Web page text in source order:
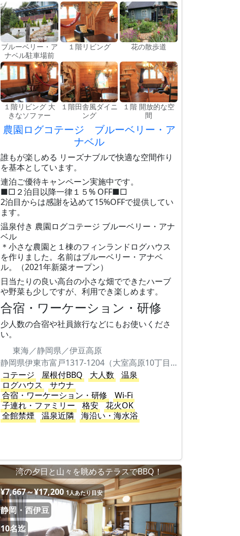
ブルーベリー・ア
ナベル駐車場前
１階リビング 花の散歩道
１階リビング 大
きなソファー
１階田舎風ダイニ
ング
１階 開放的な空
間
農園ログコテージ ブルーベリー・ア
ナベル
誰もが楽しめる リーズナブルで快適な空間作り
を基本としています。
連泊ご優待キャンペーン実施中です。
■□２泊目以降一律１５% OFF■□
2泊目からは感謝を込めて15%OFFで提供してい
ます。
温泉付き 農園ログコテージ ブルーベリー・アナ
ベル
＊小さな農園と１棟のフィンランドログハウス
を作りました。名前はブルーベリー・アナベ
ル。（2021年新築オープン）
日当たりの良い高台の小さな畑でできたハーブ
や野菜も少しですが、利用でき楽しめます。
合宿・ワーケーション・研修
少人数の合宿や社員旅行などにもお使いくださ
い。
東海／静岡県／伊豆高原
静岡県伊東市富戸1317-1204（大室高原10丁目500）
コテージ
屋根付BBQ 大人数
温泉
ログハウス
サウナ
合宿・ワーケーション・研修
Wi-Fi
子連れ・ファミリー
格安
花火OK
全館禁煙
温泉近隣 海沿い・海水浴
湾の夕日と山々を眺めるテラスでBBQ！
¥7,667～¥17,200 1人あたり目安
静岡・西伊豆
10名迄